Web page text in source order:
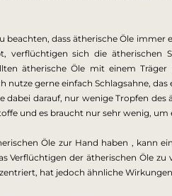
beachten, dass ätherische Öle immer
verflüchtigen sich die
ätherische Öle mit einem
nutze gerne einfach Schlagsahne,
dabei darauf, nur wenige Tropfen des
und es braucht nur sehr wenig, um
Öle zur Hand haben , kann
Verflüchtigen der ätherischen Öle
hat jedoch ähnliche